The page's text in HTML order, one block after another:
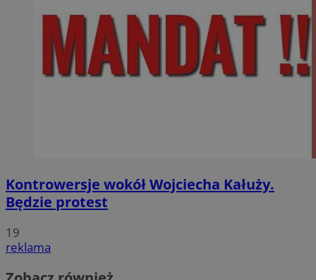
Kontrowersje wokół Wojciecha Kałuży.
Będzie protest
19
reklama